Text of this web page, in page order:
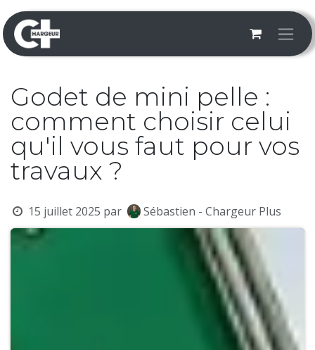
Se rendre au contenu
Godet de mini pelle :
comment choisir celui
qu'il vous faut pour vos
travaux ?
15 juillet 2025 par Sébastien - Chargeur Plus